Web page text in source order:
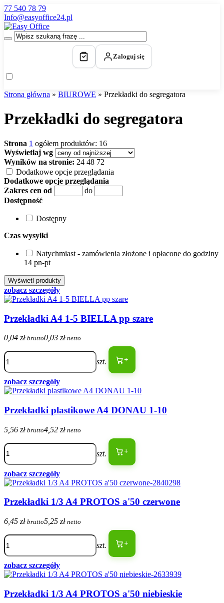
77 540 78 79
Info@easyoffice24.pl
Zaloguj się
Strona główna » BIUROWE » Przekładki do segregatora
Przekładki do segregatora
Strona 1 ogółem produktów: 16
Wyświetlaj wg
Wyników na stronie: 24 48 72
Dodatkowe opcje przeglądania
Dodatkowe opcje przeglądania
Zakres cen od
do
Dostępność
Dostępny
Czas wysyłki
Natychmiast - zamówienia złożone i opłacone do godziny
14 pn-pt
zobacz szczegóły
Przekładki A4 1-5 BIELLA pp szare
0,04 zł brutto0,03 zł netto
szt. +
zobacz szczegóły
Przekładki plastikowe A4 DONAU 1-10
5,56 zł brutto4,52 zł netto
szt. +
zobacz szczegóły
Przekładki 1/3 A4 PROTOS a'50 czerwone
6,45 zł brutto5,25 zł netto
szt. +
zobacz szczegóły
Przekładki 1/3 A4 PROTOS a'50 niebieskie